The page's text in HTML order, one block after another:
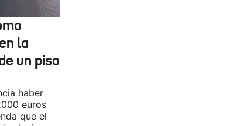
la
un piso
haber
euros
que el